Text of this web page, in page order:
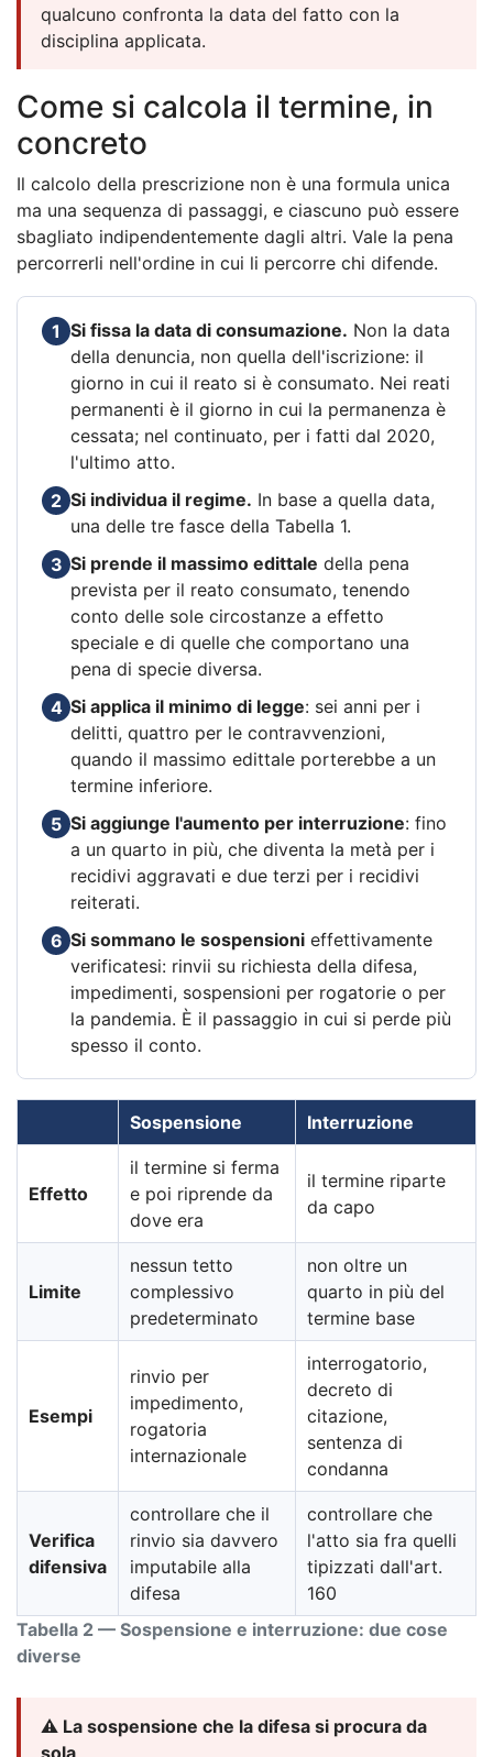
qualcuno confronta la data del fatto con la
disciplina applicata.
Come si calcola il termine, in
concreto
Il calcolo della prescrizione non è una formula unica
ma una sequenza di passaggi, e ciascuno può essere
sbagliato indipendentemente dagli altri. Vale la pena
percorrerli nell'ordine in cui li percorre chi difende.
1 Si fissa la data di consumazione. Non la data
della denuncia, non quella dell'iscrizione: il
giorno in cui il reato si è consumato. Nei reati
permanenti è il giorno in cui la permanenza è
cessata; nel continuato, per i fatti dal 2020,
l'ultimo atto.
2 Si individua il regime. In base a quella data,
una delle tre fasce della Tabella 1.
3 Si prende il massimo edittale della pena
prevista per il reato consumato, tenendo
conto delle sole circostanze a effetto
speciale e di quelle che comportano una
pena di specie diversa.
4 Si applica il minimo di legge: sei anni per i
delitti, quattro per le contravvenzioni,
quando il massimo edittale porterebbe a un
termine inferiore.
5 Si aggiunge l'aumento per interruzione: fino
a un quarto in più, che diventa la metà per i
recidivi aggravati e due terzi per i recidivi
reiterati.
6 Si sommano le sospensioni effettivamente
verificatesi: rinvii su richiesta della difesa,
impedimenti, sospensioni per rogatorie o per
la pandemia. È il passaggio in cui si perde più
spesso il conto.
Tabella 2 — Sospensione e interruzione: due cose
diverse
Sospensione Interruzione
Effetto
il termine si ferma
e poi riprende da
dove era
il termine riparte
da capo
Limite
nessun tetto
complessivo
predeterminato
non oltre un
quarto in più del
termine base
Esempi
rinvio per
impedimento,
rogatoria
internazionale
interrogatorio,
decreto di
citazione,
sentenza di
condanna
Verifica
difensiva
controllare che il
rinvio sia davvero
imputabile alla
difesa
controllare che
l'atto sia fra quelli
tipizzati dall'art.
160
⚠️ La sospensione che la difesa si procura da
sola